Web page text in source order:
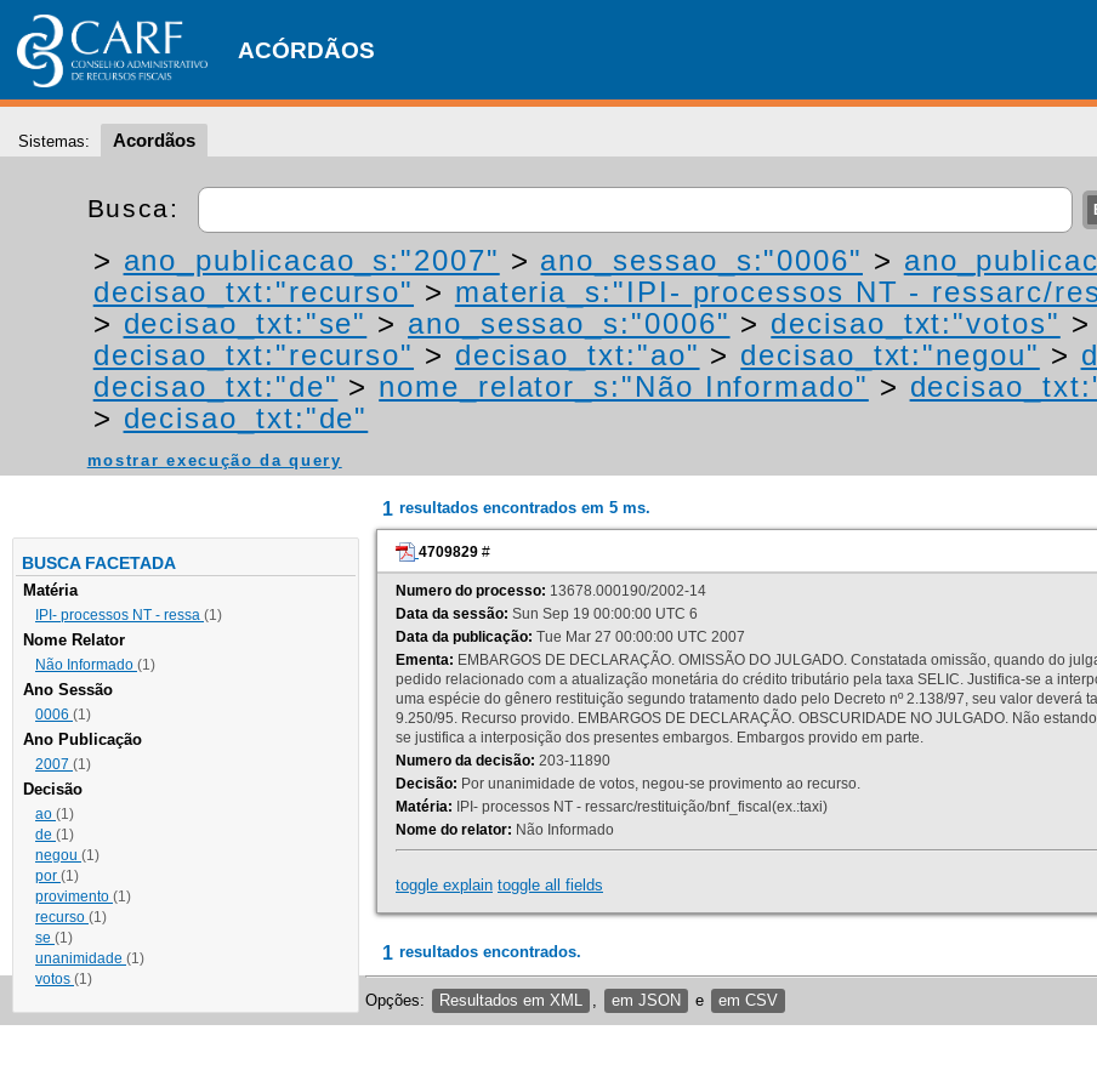
ACÓRDÃOS
Sistemas: Acordãos
Busca:
> ano_publicacao_s:"2007" > ano_sessao_s:"0006" >
decisao_txt:"recurso" > materia_s:"IPI- processos NT - ressarc/
> decisao_txt:"se" > ano_sessao_s:"0006" > decisao_txt:"votos" >
decisao_txt:"recurso" > decisao_txt:"ao" > decisao_txt:"negou" >
decisao_txt:"de" > nome_relator_s:"Não Informado" >
> decisao_txt:"de"
mostrar execução da query
BUSCA FACETADA
Matéria
IPI- processos NT - ressa (1)
Nome Relator
Não Informado (1)
Ano Sessão
0006 (1)
Ano Publicação
2007 (1)
Decisão
ao (1)
de (1)
negou (1)
por (1)
provimento (1)
recurso (1)
se (1)
unanimidade (1)
votos (1)
1 resultados encontrados em 5 ms.
4709829 #
Numero do processo: 13678.000190/2002-14
Data da sessão: Sun Sep 19 00:00:00 UTC 6
Data da publicação: Tue Mar 27 00:00:00 UTC 2007
Ementa: EMBARGOS DE DECLARAÇÃO. OMISSÃO DO JULGADO. Constatada omissão, quando do
pedido relacionado com a atualização monetária do crédito tributário pela taxa SELIC. Justifica-se a
uma espécie do gênero restituição segundo tratamento dado pelo Decreto nº 2.138/97, seu valor deverá
9.250/95. Recurso provido. EMBARGOS DE DECLARAÇÃO. OBSCURIDADE NO JULGADO. Não
se justifica a interposição dos presentes embargos. Embargos provido em parte.
Numero da decisão: 203-11890
Decisão: Por unanimidade de votos, negou-se provimento ao recurso.
Matéria: IPI- processos NT - ressarc/restituição/bnf_fiscal(ex.:taxi)
Nome do relator: Não Informado
toggle explain toggle all fields
1 resultados encontrados.
Opções: Resultados em XML em JSON e em CSV